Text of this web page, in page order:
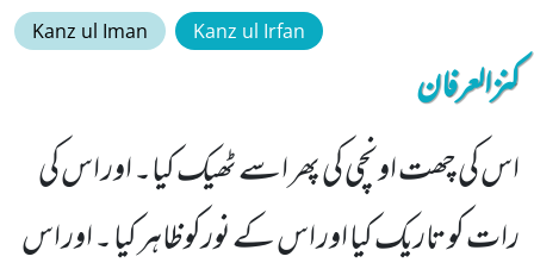
Kanz ul Iman Kanz ul Irfan
کنزالعرفان
اس کی چھت اونچی کی پھر اسے ٹھیک کیا۔ اور اس کی
رات کو تاریک کیا اور اس کے نورکوظاہر کیا ۔ اور اس